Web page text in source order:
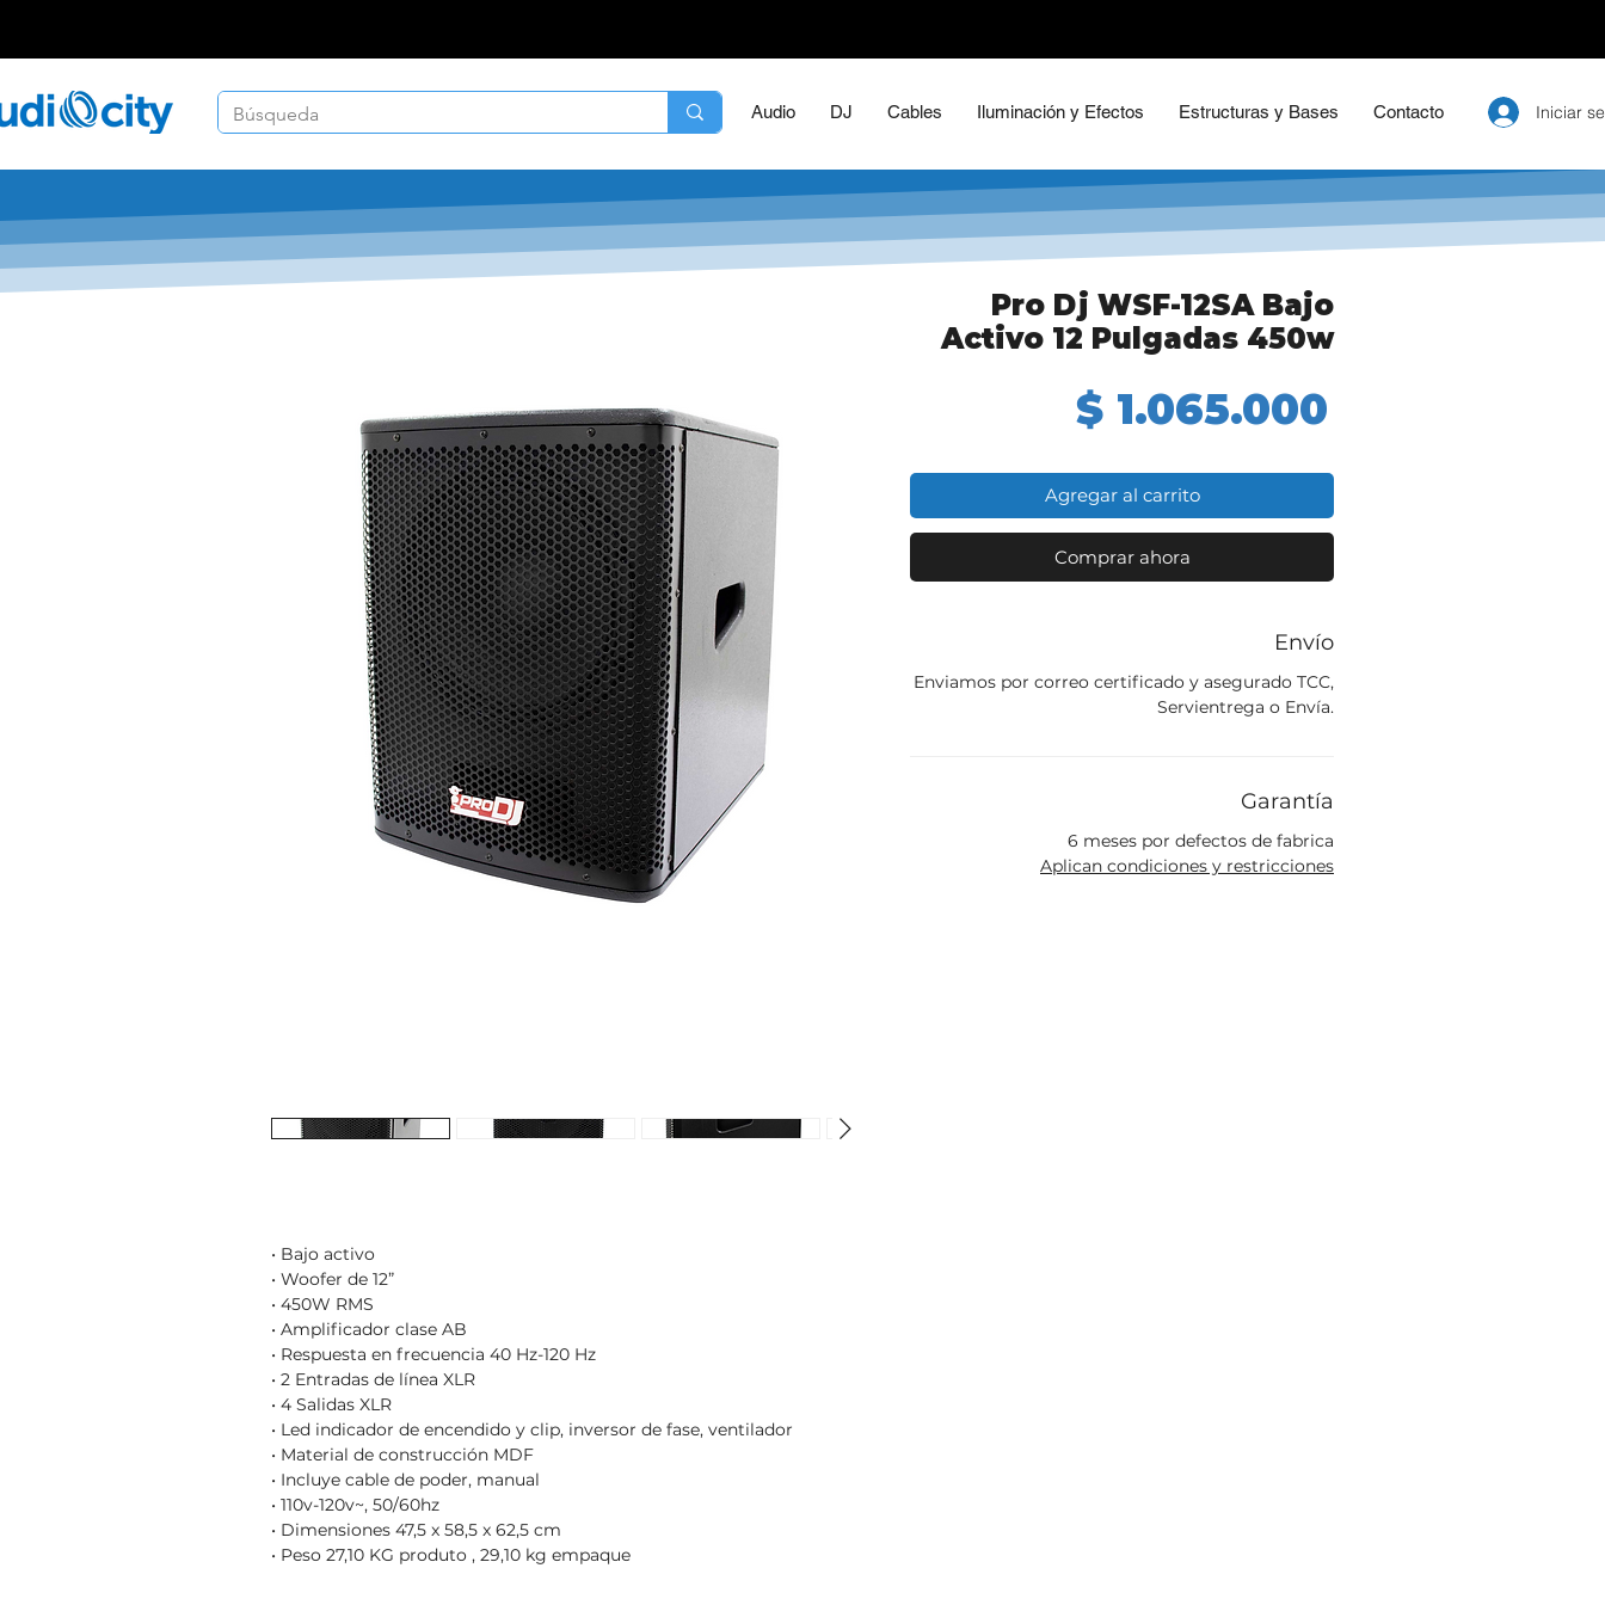
Audio DJ Cables Iluminación y Efectos Estructuras y Bases Contacto Iniciar
• Bajo activo
• Woofer de 12”
• 450W RMS
• Amplificador clase AB
• Respuesta en frecuencia 40 Hz-120 Hz
• 2 Entradas de línea XLR
• 4 Salidas XLR
• Led indicador de encendido y clip, inversor de fase, ventilador
• Material de construcción MDF
• Incluye cable de poder, manual
• 110v-120v~, 50/60hz
• Dimensiones 47,5 x 58,5 x 62,5 cm
• Peso 27,10 KG produto , 29,10 kg empaque
Pro Dj WSF-12SA Bajo
Activo 12 Pulgadas 450w
$ 1.065.000
Agregar al carrito
Comprar ahora
Envío
Enviamos por correo certificado y asegurado TCC,
Servientrega o Envía.
Garantía
6 meses por defectos de fabrica
Aplican condiciones y restricciones